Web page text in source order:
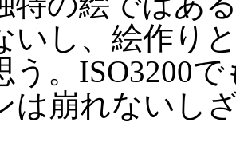
いし、絵作り
う。ISO3200
は崩れないし